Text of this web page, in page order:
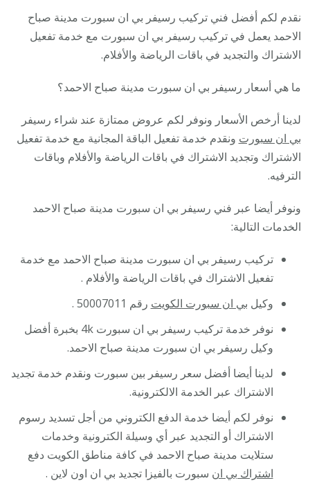
نقدم لكم أفضل فني تركيب رسيفر بي ان سبورت مدينة صباح
الاحمد يعمل في تركيب رسيفر بي ان سبورت مع خدمة تفعيل
الاشتراك والتجديد في باقات الرياضة والأفلام.
ما هي أسعار رسيفر بي ان سبورت مدينة صباح الاحمد؟
لدينا أرخص الأسعار ونوفر لكم عروض ممتازة عند شراء رسيفر
بي ان سبورت ونقدم خدمة تفعيل الباقة المجانية مع خدمة تفعيل
الاشتراك وتجديد الاشتراك في باقات الرياضة والأفلام وباقات
الترفيه.
ونوفر أيضا عبر فني رسيفر بي ان سبورت مدينة صباح الاحمد
الخدمات التالية:
تركيب رسيفر بي ان سبورت مدينة صباح الاحمد مع خدمة
تفعيل الاشتراك في باقات الرياضة والأفلام .
وكيل بي ان سبورت الكويت رقم 50007011 .
نوفر خدمة تركيب رسيفر بي ان سبورت 4k بخبرة أفضل
وكيل رسيفر بي ان سبورت مدينة صباح الاحمد.
لدينا أيضا أفضل سعر رسيفر بين سبورت ونقدم خدمة تجديد
الاشتراك عبر الخدمة الالكترونية.
نوفر لكم أيضا خدمة الدفع الكتروني من أجل تسديد رسوم
الاشتراك أو التجديد عبر أي وسيلة الكترونية وخدمات
ستلايت مدينة صباح الاحمد في كافة مناطق الكويت دفع
اشتراك بي ان سبورت بالفيزا تجديد بي ان اون لاين .